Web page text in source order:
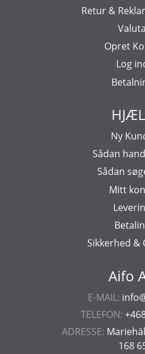
Aifo
E-MAIL:
TELEFON:
ADRESSE:
168
Retur &
Valuta
Opret
Log
Ny
Sådan
Sådan
Mitt
Sikkerhed &